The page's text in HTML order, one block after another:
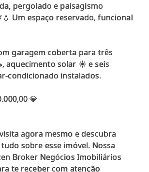
pergolado e paisagismo
Um espaço reservado, funcional
garagem coberta para três
aquecimento solar ☀️ e seis
condicionado instalados.
💎
agora mesmo e descubra
sobre esse imóvel. Nossa
Broker Negócios Imobiliários
te receber com atenção